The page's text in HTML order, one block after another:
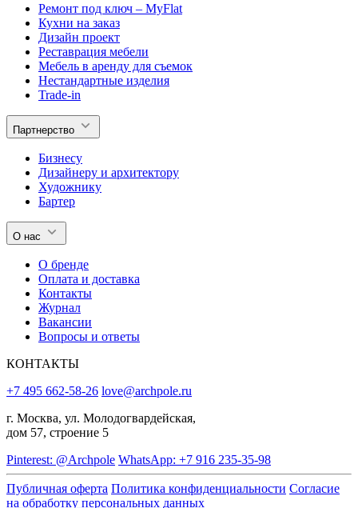
Ремонт под ключ – MyFlat
Кухни на заказ
Дизайн проект
Реставрация мебели
Мебель в аренду для съемок
Нестандартные изделия
Trade-in
Партнерство
Бизнесу
Дизайнеру и архитектору
Художнику
Бартер
О нас
О бренде
Оплата и доставка
Контакты
Журнал
Вакансии
Вопросы и ответы
КОНТАКТЫ
+7 495 662-58-26 love@archpole.ru
г. Москва, ул. Молодогвардейская,
дом 57, строение 5
Pinterest: @Archpole WhatsApp: +7 916 235-35-98
Публичная оферта Политика конфиденциальности Согласие
на обработку персональных данных